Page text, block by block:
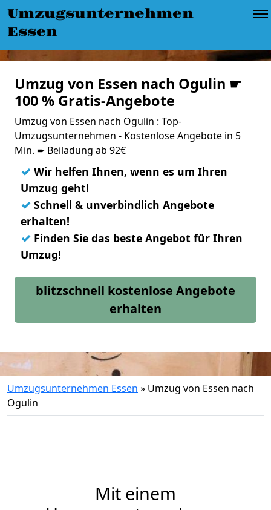
Umzugsunternehmen
Essen
Umzug von Essen nach Ogulin ☛
100 % Gratis-Angebote
Umzug von Essen nach Ogulin : Top-
Umzugsunternehmen - Kostenlose Angebote in 5
Min. ➨ Beiladung ab 92€
✓ Wir helfen Ihnen, wenn es um Ihren
Umzug geht!
✓ Schnell & unverbindlich Angebote
erhalten!
✓ Finden Sie das beste Angebot für Ihren
Umzug!
blitzschnell kostenlose Angebote
erhalten
Umzugsunternehmen Essen » Umzug von Essen nach
Ogulin
Mit einem